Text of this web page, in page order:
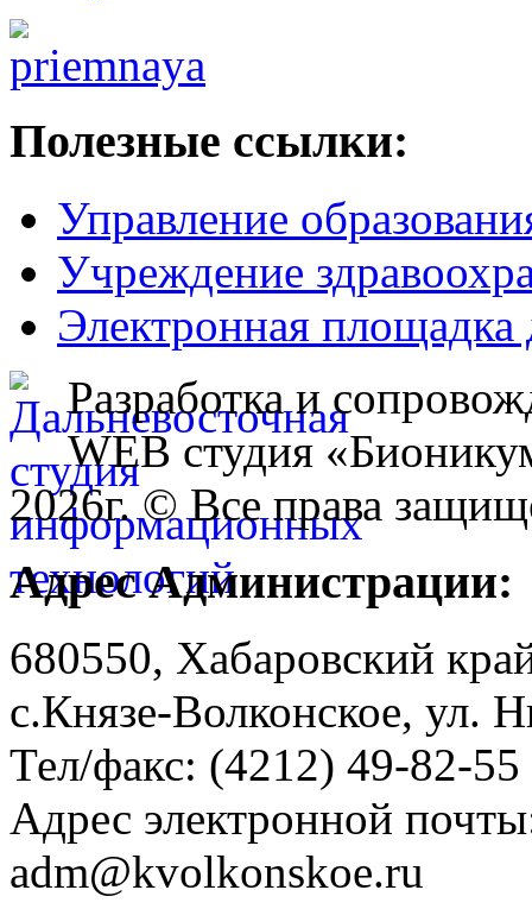
Полезные ссылки:
Управление
Учреждение
Электронная площадка
Разработка и
WEB студия
2026г. © Все права
Адрес Администрации:
680550, Хабаровский
с.Князе-Волконское, ул.
Тел/факс: (4212) 49-82-55
Адрес электронной
adm@kvolkonskoe.ru